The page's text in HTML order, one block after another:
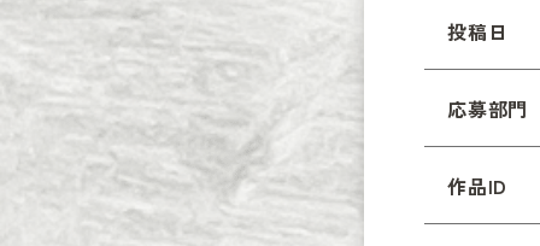
投稿日
応募部門
作品ID